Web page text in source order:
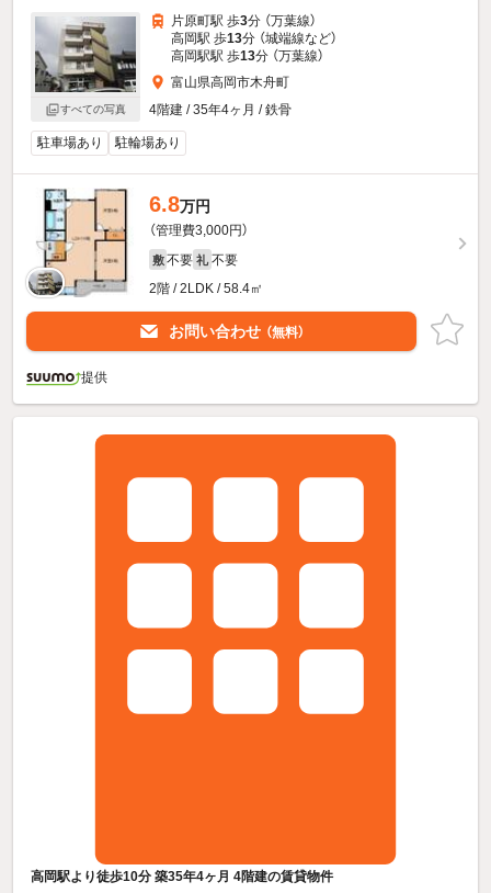
すべての写真
片原町駅 歩3分 （万葉線）
高岡駅 歩13分 （城端線など）
高岡駅駅 歩13分 （万葉線）
富山県高岡市木舟町
4階建 / 35年4ヶ月 / 鉄骨
駐車場あり 駐輪場あり
6.8万円
（管理費3,000円）
敷 不要 礼 不要
2階 / 2LDK / 58.4㎡
お問い合わせ （無料）
提供
高岡駅より徒歩10分 築35年4ヶ月 4階建の賃貸物件